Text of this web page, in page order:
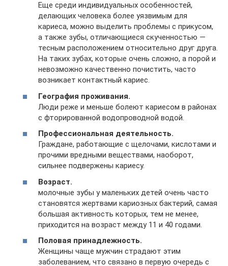
Еще среди индивидуальных особенностей,
делающих человека более уязвимым для
кариеса, можно выделить проблемы с прикусом,
а также зубы, отличающиеся скученностью —
тесным расположением относительно друг друга.
На таких зубах, которые очень сложно, а порой и
невозможно качественно почистить, часто
возникает контактный кариес.
География проживания.
Люди реже и меньше болеют кариесом в районах
с фторированной водопроводной водой.
Профессиональная деятельность.
Граждане, работающие с щелочами, кислотами и
прочими вредными веществами, наоборот,
сильнее подвержены кариесу.
Возраст.
молочные зубы у маленьких детей очень часто
становятся жертвами кариозных бактерий, самая
большая активность которых, тем не менее,
приходится на возраст между 11 и 40 годами.
Половая принадлежность.
Женщины чаще мужчин страдают этим
заболеванием, что связано в первую очередь с